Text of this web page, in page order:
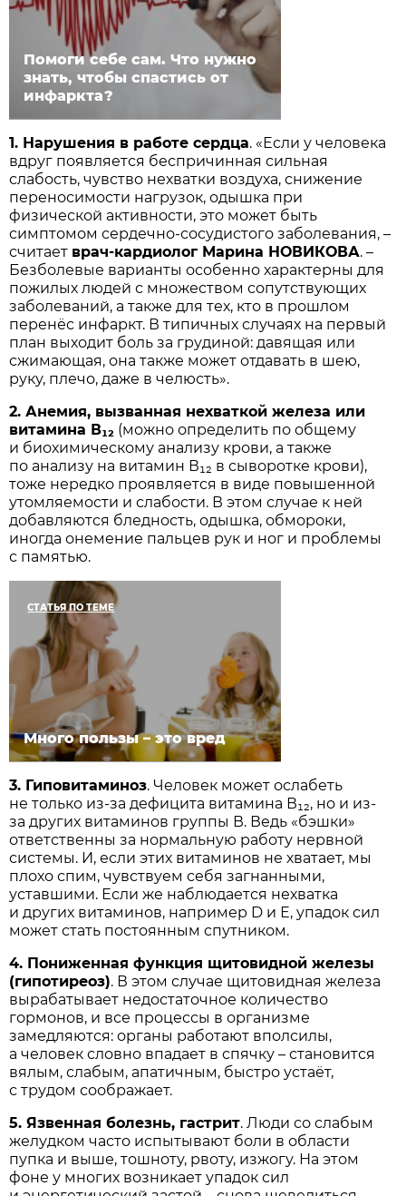
Помоги себе сам. Что нужно
знать, чтобы спастись от
инфаркта?
1. Нарушения в работе сердца. «Если у человека
вдруг появляется беспричинная сильная
слабость, чувство нехватки воздуха, снижение
переносимости нагрузок, одышка при
физической активности, это может быть
симптомом сердечно-сосудистого заболевания, –
считает врач-кардиолог Марина НОВИКОВА. –
Безболевые варианты особенно характерны для
пожилых людей с множеством сопутствующих
заболеваний, а также для тех, кто в прошлом
перенёс инфаркт. В типичных случаях на первый
план выходит боль за грудиной: давящая или
сжимающая, она также может отдавать в шею,
руку, плечо, даже в челюсть».
2. Анемия, вызванная нехваткой железа или
витамина В₁₂ (можно определить по общему
и биохимическому анализу крови, а также
по анализу на витамин В₁₂ в сыворотке крови),
тоже нередко проявляется в виде повышенной
утомляемости и слабости. В этом случае к ней
добавляются бледность, одышка, обмороки,
иногда онемение пальцев рук и ног и проблемы
с памятью.
СТАТЬЯ ПО ТЕМЕ
Много пользы – это вред
3. Гиповитаминоз. Человек может ослабеть
не только из-за дефицита витамина В₁₂, но и из-
за других витаминов группы В. Ведь «бэшки»
ответственны за нормальную работу нервной
системы. И, если этих витаминов не хватает, мы
плохо спим, чувствуем себя загнанными,
уставшими. Если же наблюдается нехватка
и других витаминов, например D и Е, упадок сил
может стать постоянным спутником.
4. Пониженная функция щитовидной железы
(гипотиреоз). В этом случае щитовидная железа
вырабатывает недостаточное количество
гормонов, и все процессы в организме
замедляются: органы работают вполсилы,
а человек словно впадает в спячку – становится
вялым, слабым, апатичным, быстро устаёт,
с трудом соображает.
5. Язвенная болезнь, гастрит. Люди со слабым
желудком часто испытывают боли в области
пупка и выше, тошноту, рвоту, изжогу. На этом
фоне у многих возникает упадок сил